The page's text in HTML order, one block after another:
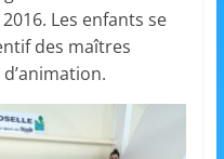
Les enfants se
des maîtres